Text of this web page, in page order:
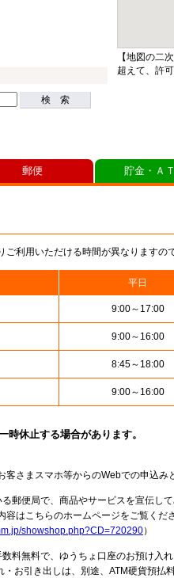
検 索
【地図の二
超えて、許
利用いただける時間が異なりますの
平日
9:00～17:00
9:00～16:00
8:45～18:00
9:00～16:00
時休止する場合があります。
さまスマホ等からのWebでの申込み
郵便局で、商品やサービスを宣伝し
はこちらのホームページをご覧くだ
showshop.php?CD=720290）
料無料で、ゆうちょ口座のお預け入
お引き出しは、別途、ATM硬貨預払
郵便 貯金・Ａ